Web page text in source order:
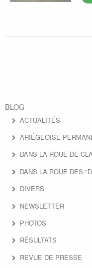
BLOG
ACTUALITÉS
ARIÉGEOISE
DANS LA ROUE DE
DANS LA ROUE DES
DIVERS
NEWSLETTER
PHOTOS
RÉSULTATS
REVUE DE PRESSE